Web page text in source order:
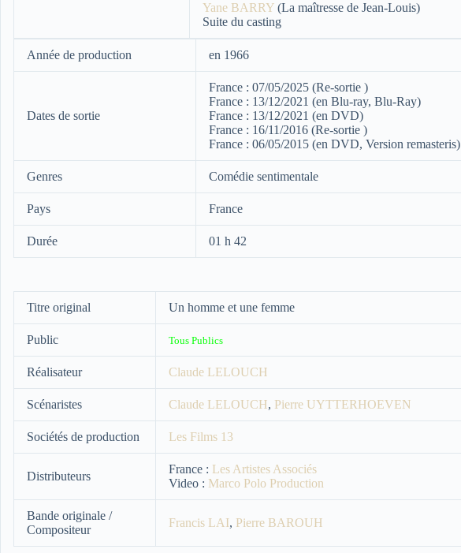
Yane BARRY (La maîtresse de Jean-Louis)
Suite du casting
Année de production en 1966
Dates de sortie
France : 07/05/2025 (Re-sortie )
France : 13/12/2021 (en Blu-ray, Blu-Ray)
France : 13/12/2021 (en DVD)
France : 16/11/2016 (Re-sortie )
France : 06/05/2015 (en DVD, Version remasteris)
Genres Comédie sentimentale
Pays France
Durée 01 h 42
Titre original Un homme et une femme
Public Tous Publics
Réalisateur Claude LELOUCH
Scénaristes Claude LELOUCH, Pierre UYTTERHOEVEN
Sociétés de production Les Films 13
Distributeurs
France : Les Artistes Associés
Video : Marco Polo Production
Bande originale /
Compositeur
Francis LAI, Pierre BAROUH